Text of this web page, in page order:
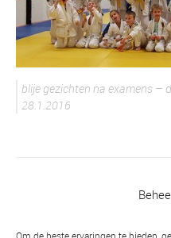
Om de beste ervaringen te bieden,
blije gezichten na examens –
28.1.2016
DK-21: met 10